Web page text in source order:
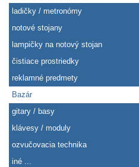
ladičky / metronómy
notové stojany
lampičky na notový stojan
čistiace prostriedky
reklamné predmety
Bazár
gitary / basy
klávesy / moduly
ozvučovacia technika
iné ...